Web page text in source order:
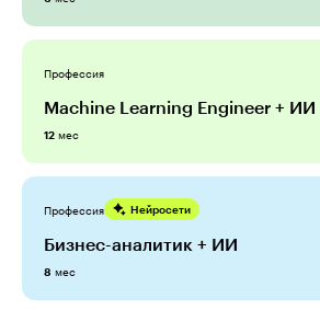
Профессия
Machine Learning Engineer + ИИ
12 мес
Профессия Нейросети
Бизнес-аналитик + ИИ
8 мес